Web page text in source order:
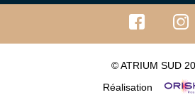
© ATRIUM SUD
Réalisation